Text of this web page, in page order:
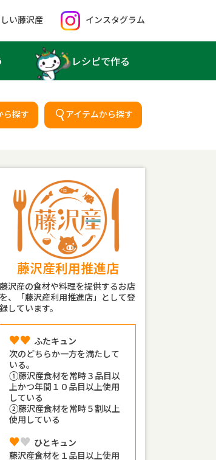
い藤沢産 インスタグラム
レシピで作る
ら探す アイテムから探す
藤沢産利用推進店
藤沢産の食材や料理を提供するお店
を、「藤沢産利用推進店」として登
録しています。
♥♥︎︎ ふたキュン
次のどちらか一方を満たして
いる。
①藤沢産食材を常時３品目以
上かつ年間１０品目以上使用
している
②藤沢産食材を常時５割以上
使用している
♥♥︎ ひとキュン
藤沢産食材を１品目以上使用